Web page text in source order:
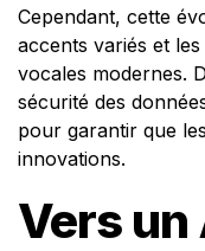
Cependant, cette
accents variés et
vocales modernes.
sécurité des
pour garantir que
innovations.
Vers un